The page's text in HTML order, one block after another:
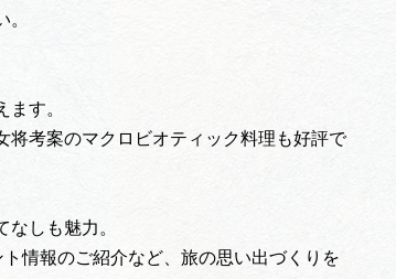
す。
将考案のマクロビオティック料理も好評で
しも魅力。
情報のご紹介など、旅の思い出づくりを